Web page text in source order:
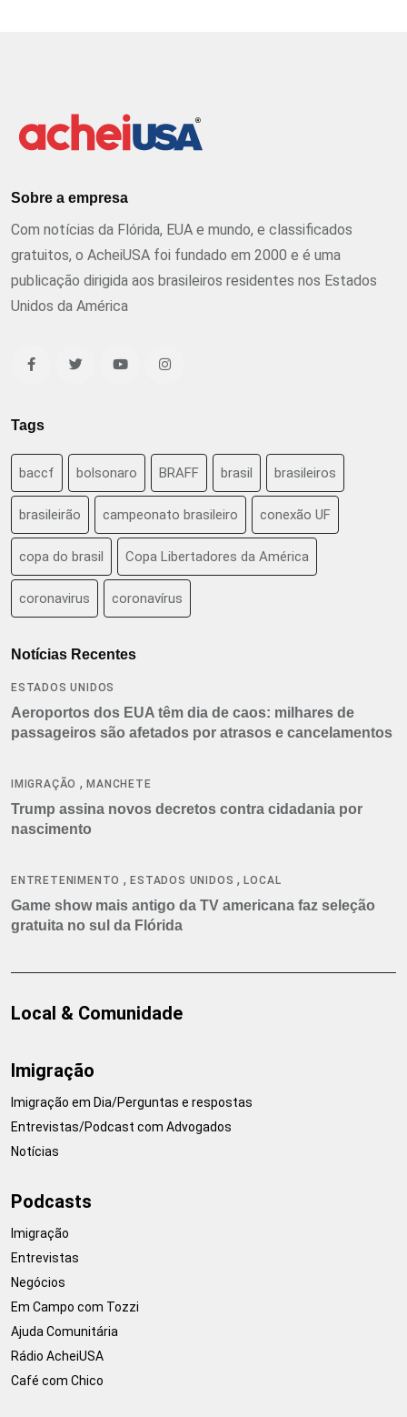
Sobre a empresa
Com notícias da Flórida, EUA e mundo, e classificados
gratuitos, o AcheiUSA foi fundado em 2000 e é uma
publicação dirigida aos brasileiros residentes nos Estados
Unidos da América
Tags
baccf bolsonaro BRAFF brasil brasileiros
brasileirão campeonato brasileiro conexão UF
copa do brasil Copa Libertadores da América
coronavirus coronavírus
Notícias Recentes
ESTADOS UNIDOS
Aeroportos dos EUA têm dia de caos: milhares de
passageiros são afetados por atrasos e cancelamentos
IMIGRAÇÃO ,MANCHETE
Trump assina novos decretos contra cidadania por
nascimento
ENTRETENIMENTO ,ESTADOS UNIDOS ,LOCAL
Game show mais antigo da TV americana faz seleção
gratuita no sul da Flórida
Local & Comunidade
Imigração
Imigração em Dia/Perguntas e respostas
Entrevistas/Podcast com Advogados
Notícias
Podcasts
Imigração
Entrevistas
Negócios
Em Campo com Tozzi
Ajuda Comunitária
Rádio AcheiUSA
Café com Chico